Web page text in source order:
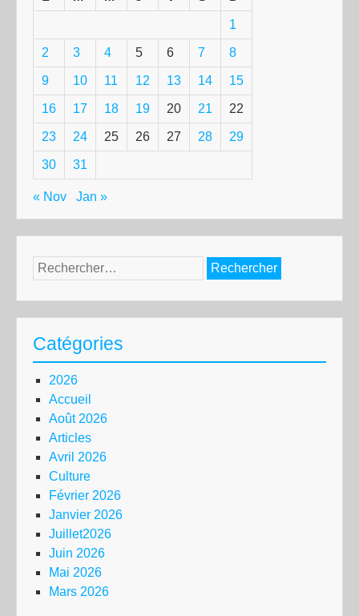
1
2 3 4 5 6 7 8
9 10 11 12 13 14 15
16 17 18 19 20 21 22
23 24 25 26 27 28 29
30 31
« Nov Jan »
Rechercher :
Catégories
2026
Accueil
Août 2026
Articles
Avril 2026
Culture
Février 2026
Janvier 2026
Juillet2026
Juin 2026
Mai 2026
Mars 2026